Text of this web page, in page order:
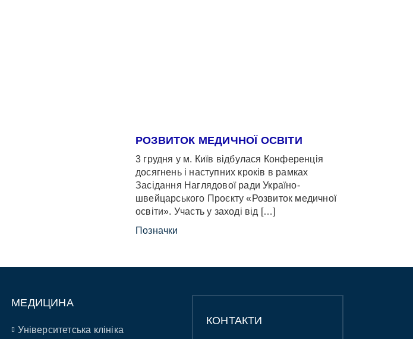
РОЗВИТОК МЕДИЧНОЇ ОСВІТИ
3 грудня у м. Київ відбулася Конференція
досягнень і наступних кроків в рамках
Засідання Наглядової ради Україно-
швейцарського Проєкту «Розвиток медичної
освіти». Участь у заході від […]
Позначки
МЕДИЦИНА
Університетська клініка
КОНТАКТИ